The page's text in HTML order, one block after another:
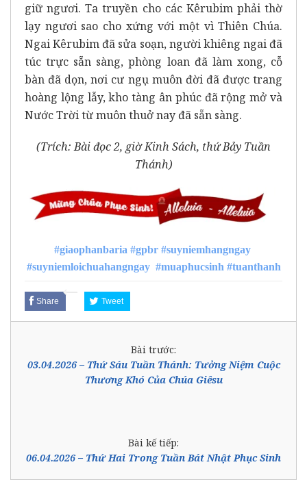
giữ ngươi. Ta truyền cho các Kêrubim phải thờ
lạy ngươi sao cho xứng với một vì Thiên Chúa.
Ngai Kêrubim đã sửa soạn, người khiêng ngai đã
túc trực sẵn sàng, phòng loan đã làm xong, cỗ
bàn đã dọn, nơi cư ngụ muôn đời đã được trang
hoàng lộng lẫy, kho tàng ân phúc đã rộng mở và
Nước Trời từ muôn thuở nay đã sẵn sàng.
(Trích: Bài đọc 2, giờ Kinh Sách, thứ Bảy Tuần
Thánh)
#giaophanbaria #gpbr #suyniemhangngay
#suyniemloichuahangngay #muaphucsinh #tuanthanh
Share Tweet
Bài trước:
03.04.2026 – Thứ Sáu Tuần Thánh: Tưởng Niệm Cuộc
Thương Khó Của Chúa Giêsu
Bài kế tiếp:
06.04.2026 – Thứ Hai Trong Tuần Bát Nhật Phục Sinh